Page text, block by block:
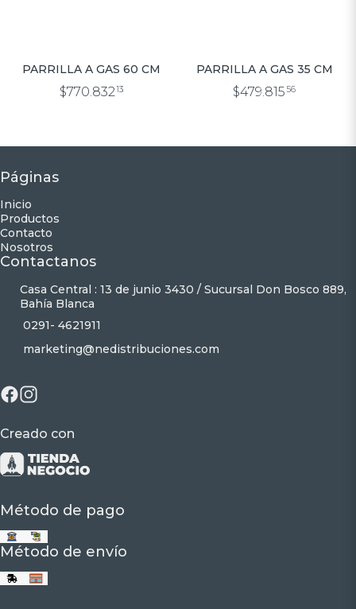
PARRILLA A GAS 60 CM
$770.83213
PARRILLA A GAS 35 CM
$479.81556
Páginas
Inicio
Productos
Contacto
Nosotros
Contactanos
Casa Central : 13 de junio 3430 / Sucursal Don Bosco 889,
Bahía Blanca
0291- 4621911
marketing@nedistribuciones.com
Creado con
Método de pago
Método de envío